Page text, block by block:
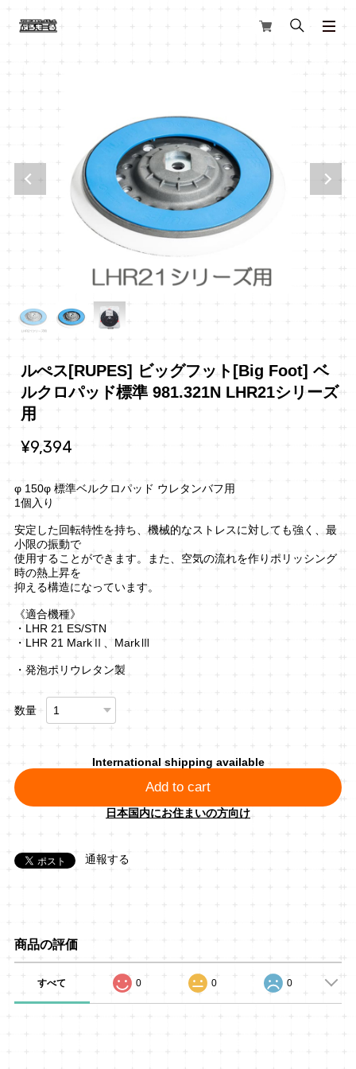
ルぺス[RUPES] ビッグフット[Big Foot] ベ
ルクロパッド標準 981.321N LHR21シリーズ
用
¥9,394
φ 150φ 標準ベルクロパッド ウレタンバフ用
1個入り
安定した回転特性を持ち、機械的なストレスに対しても強く、最
小限の振動で
使用することができます。また、空気の流れを作りポリッシング
時の熱上昇を
抑える構造になっています。
《適合機種》
・LHR 21 ES/STN
・LHR 21 MarkⅡ、MarkⅢ
・発泡ポリウレタン製
数量
International shipping available
Add to cart
日本国内にお住まいの方向け
通報する
商品の評価
すべて 0 0 0